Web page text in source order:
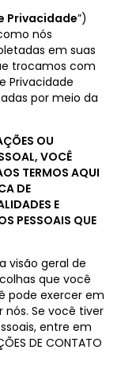
Privacidade”)
nós
em suas
trocamos com
Privacidade
por meio da
OU
VOCÊ
TERMOS AQUI
DE
E
PESSOAIS QUE
visão geral de
que você
pode exercer em
nós. Se você tiver
entre em
DE CONTATO